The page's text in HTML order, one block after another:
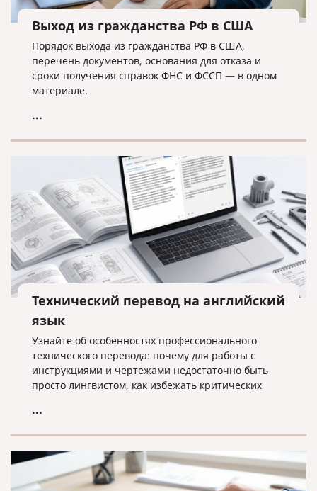
Выход из гражданства РФ в США
Порядок выхода из гражданства РФ в США,
перечень документов, основания для отказа и
сроки получения справок ФНС и ФССП — в одном
материале.
...
Технический перевод на английский
язык
Узнайте об особенностях профессионального
технического перевода: почему для работы с
инструкциями и чертежами недостаточно быть
просто лингвистом, как избежать критических
получения качественного результата при работе с
...